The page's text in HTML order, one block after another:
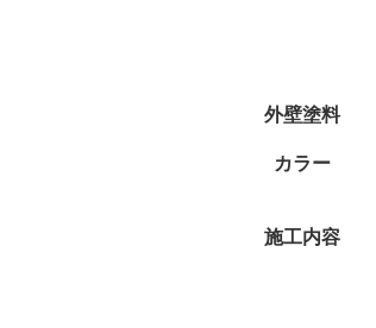
外壁塗料
カラー
施工内容